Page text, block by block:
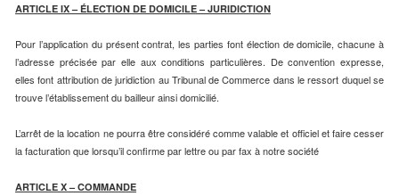
ARTICLE IX – ÉLECTION DE DOMICILE – JURIDICTION
Pour l’application du présent contrat, les parties font élection de domicile, chacune à
l’adresse précisée par elle aux conditions particulières. De convention expresse,
elles font attribution de juridiction au Tribunal de Commerce dans le ressort duquel se
trouve l’établissement du bailleur ainsi domicilié.
L’arrêt de la location ne pourra être considéré comme valable et officiel et faire cesser
la facturation que lorsqu’il confirme par lettre ou par fax à notre société
ARTICLE X – COMMANDE